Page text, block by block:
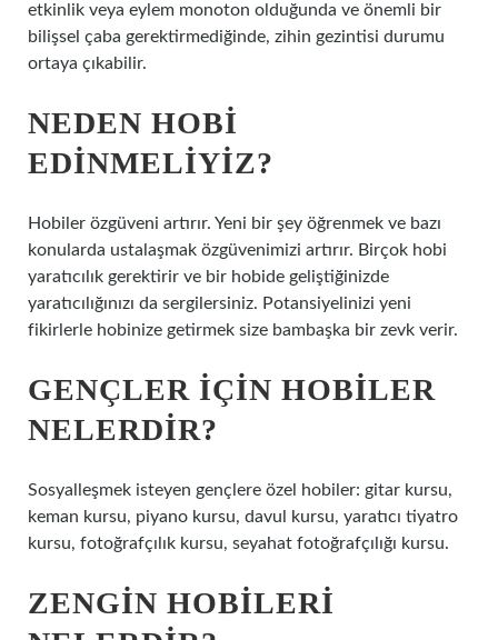
etkinlik veya eylem monoton olduğunda ve önemli bir
bilişsel çaba gerektirmediğinde, zihin gezintisi durumu
ortaya çıkabilir.
NEDEN HOBI
EDINMELIYIZ?
Hobiler özgüveni artırır. Yeni bir şey öğrenmek ve bazı
konularda ustalaşmak özgüvenimizi artırır. Birçok hobi
yaratıcılık gerektirir ve bir hobide geliştiğinizde
yaratıcılığınızı da sergilersiniz. Potansiyelinizi yeni
fikirlerle hobinize getirmek size bambaşka bir zevk verir.
GENÇLER IÇIN HOBILER
NELERDIR?
Sosyalleşmek isteyen gençlere özel hobiler: gitar kursu,
keman kursu, piyano kursu, davul kursu, yaratıcı tiyatro
kursu, fotoğrafçılık kursu, seyahat fotoğrafçılığı kursu.
ZENGIN HOBILERI